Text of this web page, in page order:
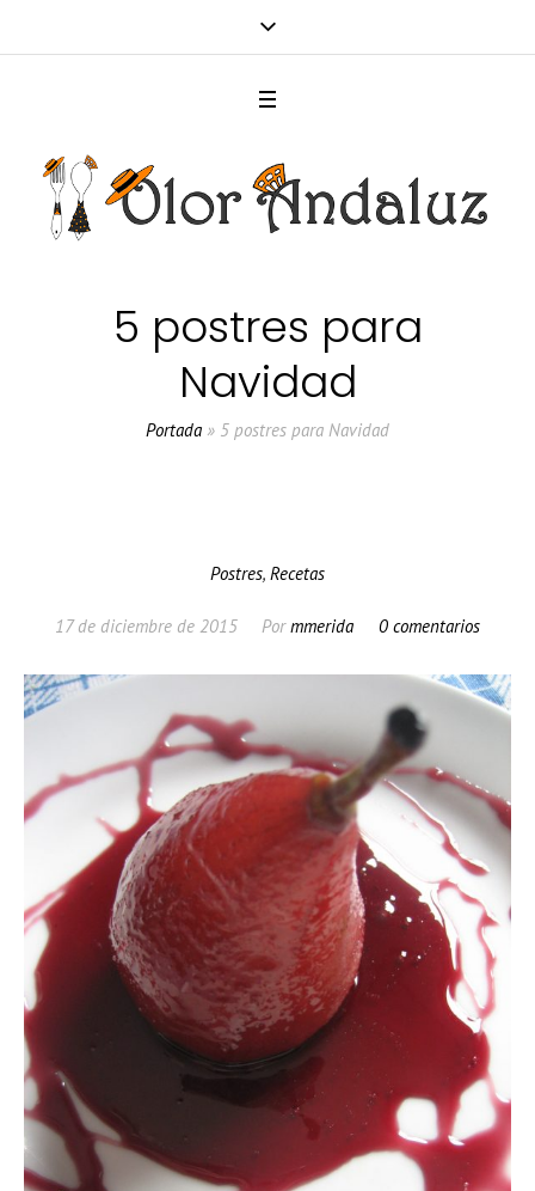
5 postres para
Navidad
Portada » 5 postres para Navidad
Postres, Recetas
17 de diciembre de 2015 Pormmerida 0 comentarios